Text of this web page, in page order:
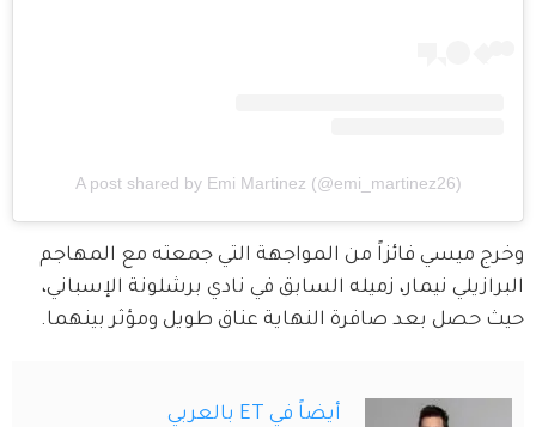
A post shared by Emi Martinez (@emi_martinez26)
وخرج ميسي فائزاً من المواجهة التي جمعته مع المهاجم
البرازيلي نيمار، زميله السابق في نادي برشلونة الإسباني،
حيث حصل بعد صافرة النهاية عناق طويل ومؤثر بينهما.
أيضاً في ET بالعربي